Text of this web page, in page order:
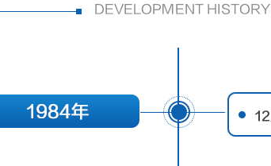
DEVELOPMENT HISTORY